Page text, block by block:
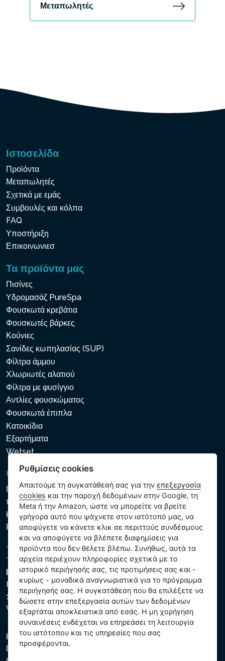
Μεταπωλητές
Ιστοσελίδα
Προϊόντα
Μεταπωλητές
Σχετικά με εμάς
Συμβουλές και κόλπα
FAQ
Υποστήριξη
Επικοινωνιεσ
Τα προϊόντα μας
Πισίνες
Υδρομασάζ PureSpa
Φουσκωτά κρεβάτια
Φουσκωτές βάρκες
Κούνιες
Σανίδες κωπηλασίας (SUP)
Φίλτρα άμμου
Χλωριωτές αλατιού
Φίλτρα με φυσίγγιο
Αντλίες φουσκώματος
Φουσκωτά έπιπλα
Κατοικίδια
Εξαρτήματα
Wetset
GDPR και Cookies
Πολιτική προστασίας προσωπικών και λοιπών δεδομένων
που υποβάλλονται σε επεξεργασία
Κανόνες χρήσης των αρχείων cookie
Ρυθμίσεις cookies
Intex Trading, s.r.o.
Hradecká 2526/3
130 00 Praha 3
Vinohrady - Česká republika
Η εταιρεία είναι εγγεγραμμένη στο Δημοτικό Δικαστήριο της
Πράγας, μέρος C, αύξ. αριθ. 74759. ΑΜΕ 26150808, ΑΦΜ
Ρυθμίσεις cookies
Απαιτούμε τη συγκατάθεσή σας για τηνεπεξεργασία
cookies και την παροχή δεδομένων στην Google, τη
Meta ή την Amazon, ώστε να μπορείτε να βρείτε
γρήγορα αυτό που ψάχνετε στον ιστότοπό μας, να
αποφύγετε να κάνετε κλικ σε περιττούς συνδέσμους
και να αποφύγετε να βλέπετε διαφημίσεις για
προϊόντα που δεν θέλετε βλέπω. Συνήθως, αυτά τα
αρχεία περιέχουν πληροφορίες σχετικά με το
ιστορικό περιήγησής σας, τις προτιμήσεις σας και -
κυρίως - μοναδικά αναγνωριστικά για το πρόγραμμα
περιήγησής σας. Η συγκατάθεση που θα επιλέξετε να
δώσετε στην επεξεργασία αυτών των δεδομένων
εξαρτάται αποκλειστικά από εσάς. Η μη χορήγηση
συναινέσεις ενδέχεται να επηρεάσει τη λειτουργία
του ιστότοπου και τις υπηρεσίες που σας
προσφέρονται.